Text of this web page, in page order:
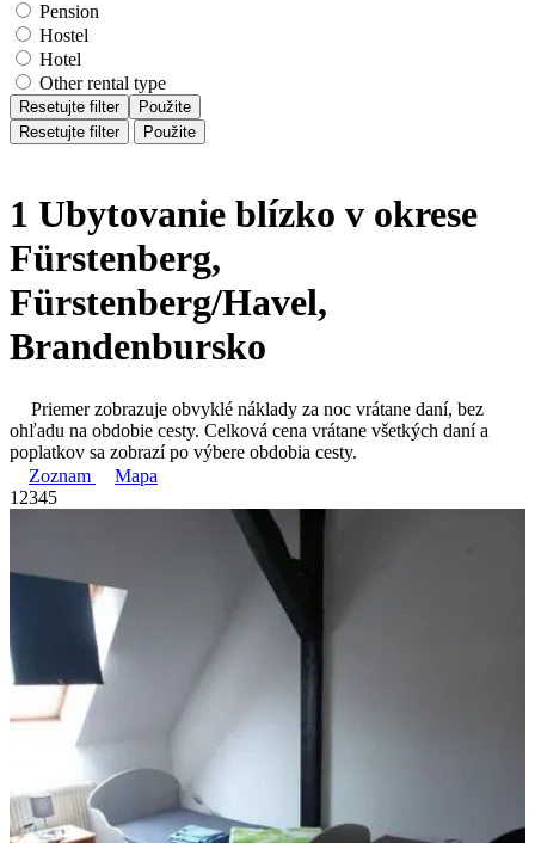
Pension
Hostel
Hotel
Other rental type
Resetujte filter
Použite
Resetujte filter
Použite
1 Ubytovanie blízko v okrese
Fürstenberg,
Fürstenberg/Havel,
Brandenbursko
Priemer zobrazuje obvyklé náklady za noc vrátane daní, bez
ohľadu na obdobie cesty. Celková cena vrátane všetkých daní a
poplatkov sa zobrazí po výbere obdobia cesty.
Zoznam
Mapa
1 2345